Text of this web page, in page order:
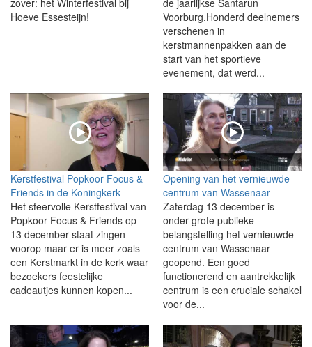
Hoeve Essesteijn!
Voorburg.Honderd deelnemers
verschenen in
kerstmannenpakken aan de
start van het sportieve
evenement, dat werd...
Kerstfestival Popkoor Focus &
Friends in de Koningkerk
Het sfeervolle Kerstfestival van
Popkoor Focus & Friends op
13 december staat zingen
voorop maar er is meer zoals
een Kerstmarkt in de kerk waar
bezoekers feestelijke
cadeautjes kunnen kopen...
Opening van het vernieuwde
centrum van Wassenaar
Zaterdag 13 december is
onder grote publieke
belangstelling het vernieuwde
centrum van Wassenaar
geopend. Een goed
functionerend en aantrekkelijk
centrum is een cruciale schakel
voor de...